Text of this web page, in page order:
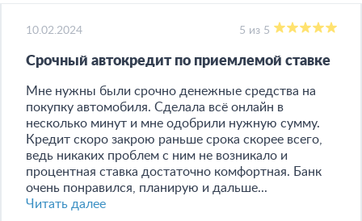
10.02.2024 5 из 5
Срочный автокредит по приемлемой ставке
Мне нужны были срочно денежные средства на
покупку автомобиля. Сделала всё онлайн в
несколько минут и мне одобрили нужную сумму.
Кредит скоро закрою раньше срока скорее всего,
ведь никаких проблем с ним не возникало и
процентная ставка достаточно комфортная. Банк
очень понравился, планирую и дальше...
Читать далее